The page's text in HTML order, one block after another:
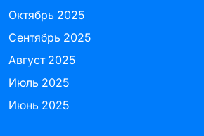
Октябрь 2025
Сентябрь 2025
Август 2025
Июль 2025
Июнь 2025